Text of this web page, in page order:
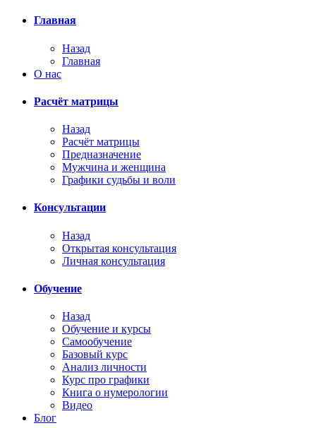
Главная
Назад
Главная
О нас
Расчёт матрицы
Назад
Расчёт матрицы
Предназначение
Мужчина и женщина
Графики судьбы и воли
Консультации
Назад
Открытая консультация
Личная консультация
Обучение
Назад
Обучение и курсы
Самообучение
Базовый курс
Анализ личности
Курс про графики
Книга о нумерологии
Видео
Блог